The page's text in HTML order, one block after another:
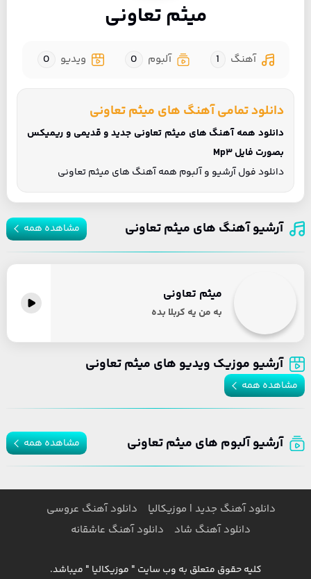
میثم تعاونی
آهنگ 1 آلبوم 0 ویدیو 0
دانلود تمامی آهنگ های میثم تعاونی
دانلود همه آهنگ های میثم تعاونی جدید و قدیمی و ریمیکس
بصورت فایل Mp3
دانلود فول آرشیو و آلبوم همه آهنگ های میثم تعاونی
آرشیو آهنگ های میثم تعاونی مشاهده همه
میثم تعاونی
به من یه کربلا بده
آرشیو موزیک ویدیو های میثم تعاونی
مشاهده همه
آرشیو آلبوم های میثم تعاونی مشاهده همه
دانلود آهنگ جدید | موزیکالیا
دانلود آهنگ عروسی
دانلود آهنگ شاد
دانلود آهنگ عاشقانه
کلیه حقوق متعلق به وب سایت " موزیکالیا " میباشد.